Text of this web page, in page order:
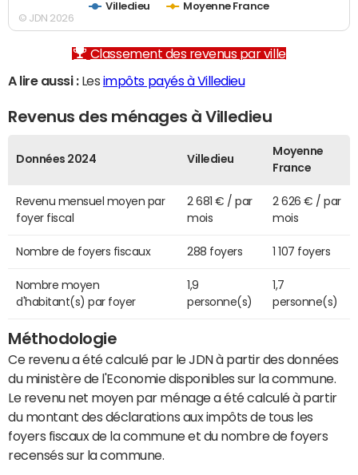
Villedieu Moyenne France
© JDN 2026
Classement des revenus par ville
A lire aussi :Les impôts payés à Villedieu
Revenus des ménages à Villedieu
Données 2024 Villedieu
Moyenne
France
Revenu mensuel moyen par
foyer fiscal
2 681 € / par
mois
2 626 € / par
mois
Nombre de foyers fiscaux 288 foyers 1 107 foyers
Nombre moyen
d'habitant(s) par foyer
1,9
personne(s)
1,7
personne(s)
Méthodologie
Ce revenu a été calculé par le JDN à partir des données
du ministère de l'Economie disponibles sur la commune.
Le revenu net moyen par ménage a été calculé à partir
du montant des déclarations aux impôts de tous les
foyers fiscaux de la commune et du nombre de foyers
recensés sur la commune.